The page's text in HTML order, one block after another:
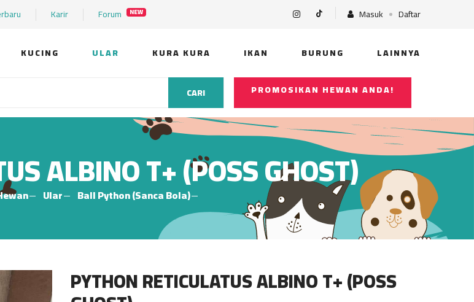
Karir Forum NEW Masuk Daftar
KUCING ULAR KURA KURA IKAN BURUNG LAINNYA
CARI PROMOSIKAN HEWAN ANDA!
ALBINO T+ (POSS GHOST)
Ular Ball Python (Sanca Bola)
PYTHON RETICULATUS ALBINO T+ (POSS